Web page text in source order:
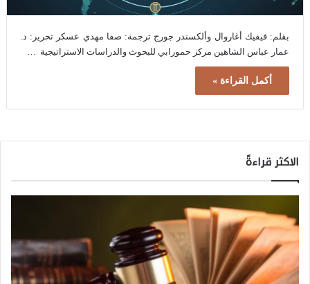
بقلم: فيفيك أغاروال وألكسندر جورج ترجمة: صفا مهدي عسكر تحرير: د.
عمار عباس الشاهين مركز حمورابي للبحوث والدراسات الاستراتيجية …
أكمل القراءة »
الاكثر قراءةً